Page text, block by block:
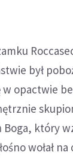
był
opactwie
który
wołał na